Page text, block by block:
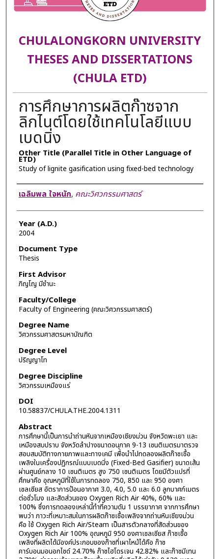
CHULALONGKORN UNIVERSITY
THESES AND DISSERTATIONS
(CHULA ETD)
การศึกษาการผลิตก๊าซจาก
ลิกไนต์โดยใช้เทคโนโลยีแบบ
เบดนิ่ง
Other Title (Parallel Title in Other Language of
ETD)
Study of lignite gasification using fixed-bed technology
Author
เฉลิมพล ใจหนัก, คณะวิศวกรรมศาสตร์
Year (A.D.)
2004
Document Type
Thesis
First Advisor
ภิญโญ มีชำนะ
Faculty/College
Faculty of Engineering (คณะวิศวกรรมศาสตร์)
Degree Name
วิศวกรรมศาสตรมหาบัณฑิต
Degree Level
ปริญญาโท
Degree Discipline
วิศวกรรมเหมืองแร่
DOI
10.58837/CHULA.THE.2004.1311
Abstract
การศึกษานี้เป็นการนำถ่านหินจากเหมืองเชียงม่วน จังหวัดพะเยา และ
เหมืองสบปราบ จังหวัดลำปางขนาดอนุภาค 9-13 เซนติเมตรมาตรวจ
สอบสมบัติทางกายภาพและทางเคมี เพื่อนำไปทดลองผลิตก๊าซเชื้อ
เพลิงในเครื่องปฏิกรณ์แบบเบดนิ่ง (Fixed-Bed Gasifier) ขนาดเส้น
ผ่านศูนย์กลาง 10 เซนติเมตร สูง 750 เซนติเมตร โดยมีตัวแปรที่
ศึกษาคือ อุณหภูมิที่ใช้ในการทดลอง 750, 850 และ 950 องศา
เซลเซียส อัตราการป้อนอากาศ 3.0, 4.0, 5.0 และ 6.0 ลูกบาศก์เมตร
ต่อชั่วโมง และสัดส่วนของ Oxygen Rich Air 40%, 60% และ
100% ซึ่งการทดลองเหล่านี้ทำที่ความดัน 1 บรรยากาศ จากการศึกษา
พบว่า ภาวะที่เหมาะสมในการผลิตก๊าซเชื้อเพลิงจากถ่านหินเชียงม่วน
คือ ใช้ Oxygen Rich Air/Steam เป็นสารตัวกลางที่สัดส่วนของ
Oxygen Rich Air 100% อุณหภูมิ 950 องศาเซลเซียส ก๊าซเชื้อ
เพลิงที่ผลิตได้มีองค์ประกอบของก๊าซที่เผาไหม้ได้คือ ก๊าซ
คาร์บอนมอนอกไซด์ 24.70% ก๊าซไฮโดรเจน 42.82% และก๊าซมีเทน